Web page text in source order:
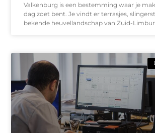
Valkenburg is een bestemming waar je
dag zoet bent. Je vindt er terrasjes,
bekende heuvellandschap van Zuid-